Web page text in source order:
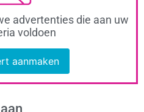
advertenties die aan uw
voldoen
aanmaken